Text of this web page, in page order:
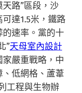
路”區段，沙
達1.5米，鐵路
速率。黨的十
”天母室內設計
家嚴重戰略，中
低網格、蘆葦
工程與生物辦